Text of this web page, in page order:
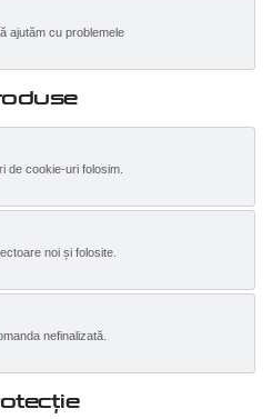
ajutăm cu problemele
de cookie-uri folosim.
noi și folosite.
nefinalizată.